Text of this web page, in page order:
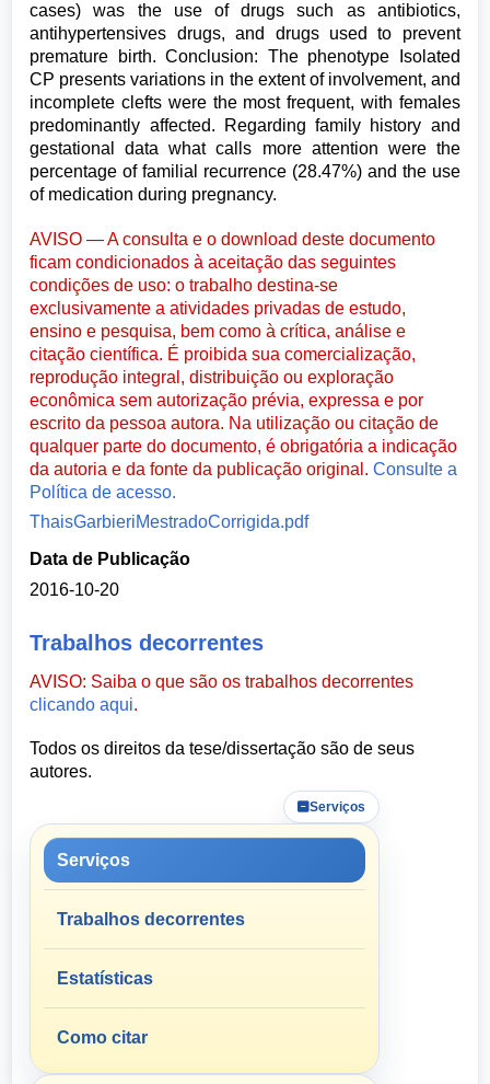
cases) was the use of drugs such as antibiotics,
antihypertensives drugs, and drugs used to prevent
premature birth. Conclusion: The phenotype Isolated
CP presents variations in the extent of involvement, and
incomplete clefts were the most frequent, with females
predominantly affected. Regarding family history and
gestational data what calls more attention were the
percentage of familial recurrence (28.47%) and the use
of medication during pregnancy.
AVISO — A consulta e o download deste documento
ficam condicionados à aceitação das seguintes
condições de uso: o trabalho destina-se
exclusivamente a atividades privadas de estudo,
ensino e pesquisa, bem como à crítica, análise e
citação científica. É proibida sua comercialização,
reprodução integral, distribuição ou exploração
econômica sem autorização prévia, expressa e por
escrito da pessoa autora. Na utilização ou citação de
qualquer parte do documento, é obrigatória a indicação
da autoria e da fonte da publicação original.Consulte a
Política de acesso.
ThaisGarbieriMestradoCorrigida.pdf
Data de Publicação
2016-10-20
Trabalhos decorrentes
AVISO: Saiba o que são os trabalhos decorrentes
clicando aqui.
Todos os direitos da tese/dissertação são de seus
autores.
Serviços
Serviços
Trabalhos decorrentes
Estatísticas
Como citar